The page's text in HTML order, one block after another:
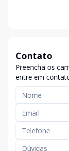
Contato
Preencha os
entre em